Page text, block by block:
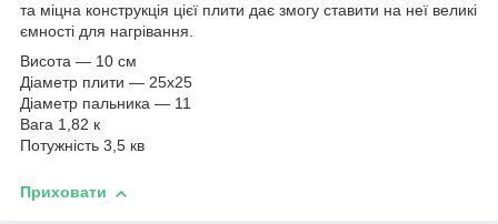
та міцна конструкція цієї плити дає змогу ставити на неї великі
ємності для нагрівання.
Висота — 10 см
Діаметр плити — 25х25
Діаметр пальника — 11
Вага 1,82 к
Потужність 3,5 кв
Приховати